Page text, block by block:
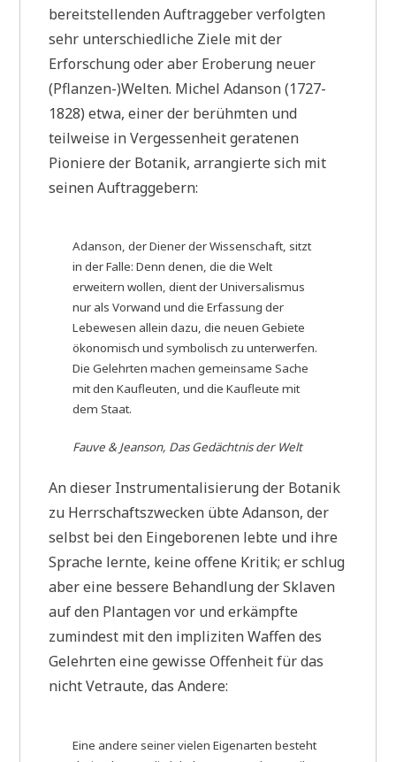
bereitstellenden Auftraggeber verfolgten
sehr unterschiedliche Ziele mit der
Erforschung oder aber Eroberung neuer
(Pflanzen-)Welten. Michel Adanson (1727-
1828) etwa, einer der berühmten und
teilweise in Vergessenheit geratenen
Pioniere der Botanik, arrangierte sich mit
seinen Auftraggebern:
Adanson, der Diener der Wissenschaft, sitzt
in der Falle: Denn denen, die die Welt
erweitern wollen, dient der Universalismus
nur als Vorwand und die Erfassung der
Lebewesen allein dazu, die neuen Gebiete
ökonomisch und symbolisch zu unterwerfen.
Die Gelehrten machen gemeinsame Sache
mit den Kaufleuten, und die Kaufleute mit
dem Staat.
Fauve & Jeanson, Das Gedächtnis der Welt
An dieser Instrumentalisierung der Botanik
zu Herrschaftszwecken übte Adanson, der
selbst bei den Eingeborenen lebte und ihre
Sprache lernte, keine offene Kritik; er schlug
aber eine bessere Behandlung der Sklaven
auf den Plantagen vor und erkämpfte
zumindest mit den impliziten Waffen des
Gelehrten eine gewisse Offenheit für das
nicht Vetraute, das Andere:
Eine andere seiner vielen Eigenarten besteht